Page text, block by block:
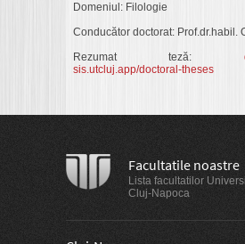
Domeniul: Filologie
Conducător doctorat: Prof.dr.habil.
Rezumat teză:
sis.utcluj.app/doctoral-theses
Facultatile noastre
Lista facultatilor
Cluj-Napoca